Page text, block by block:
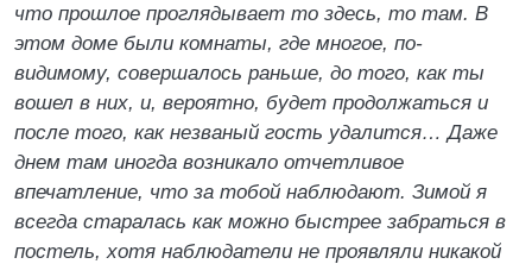
что прошлое проглядывает то здесь, то там. В
этом доме были комнаты, где многое, по-
видимому, совершалось раньше, до того, как ты
вошел в них, и, вероятно, будет продолжаться и
после того, как незваный гость удалится… Даже
днем там иногда возникало отчетливое
впечатление, что за тобой наблюдают. Зимой я
всегда старалась как можно быстрее забраться в
постель, хотя наблюдатели не проявляли никакой